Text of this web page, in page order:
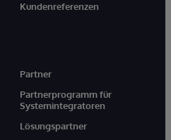
Kundenreferenzen
Partner
Partnerprogramm für
Systemintegratoren
Lösungspartner